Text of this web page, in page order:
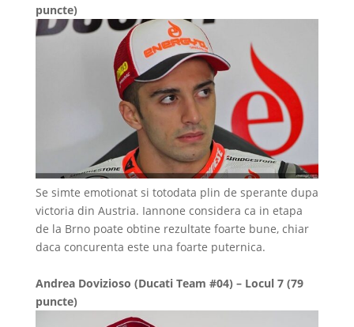
puncte)
Se simte emotionat si totodata plin de sperante dupa
victoria din Austria. Iannone considera ca in etapa
de la Brno poate obtine rezultate foarte bune, chiar
daca concurenta este una foarte puternica.
Andrea Dovizioso (Ducati Team #04) – Locul 7 (79
puncte)